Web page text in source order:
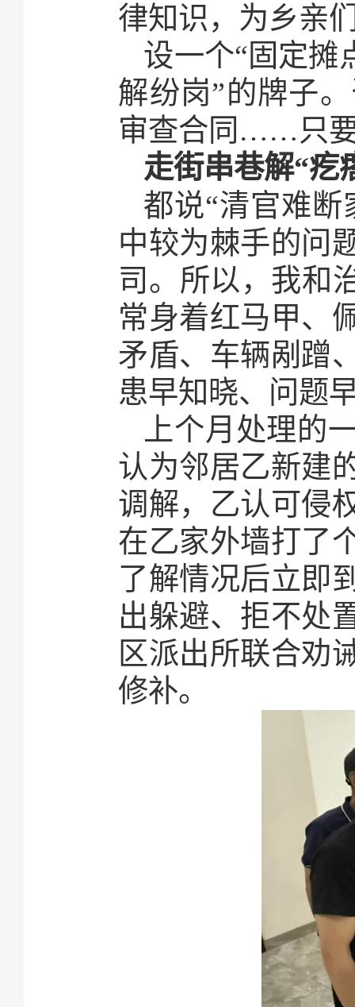
律知识，为乡亲
设一个“固定摊
解纷岗”的牌子
审查合同……只要
走街串巷解“疙
都说“清官难
中较为棘手的问
司。所以，我和
常身着红马甲、
矛盾、车辆剐蹭
患早知晓、问题
上个月处理的
认为邻居乙新建
调解，乙认可侵
在乙家外墙打了
了解情况后立即
出躲避、拒不处
区派出所联合劝
修补。